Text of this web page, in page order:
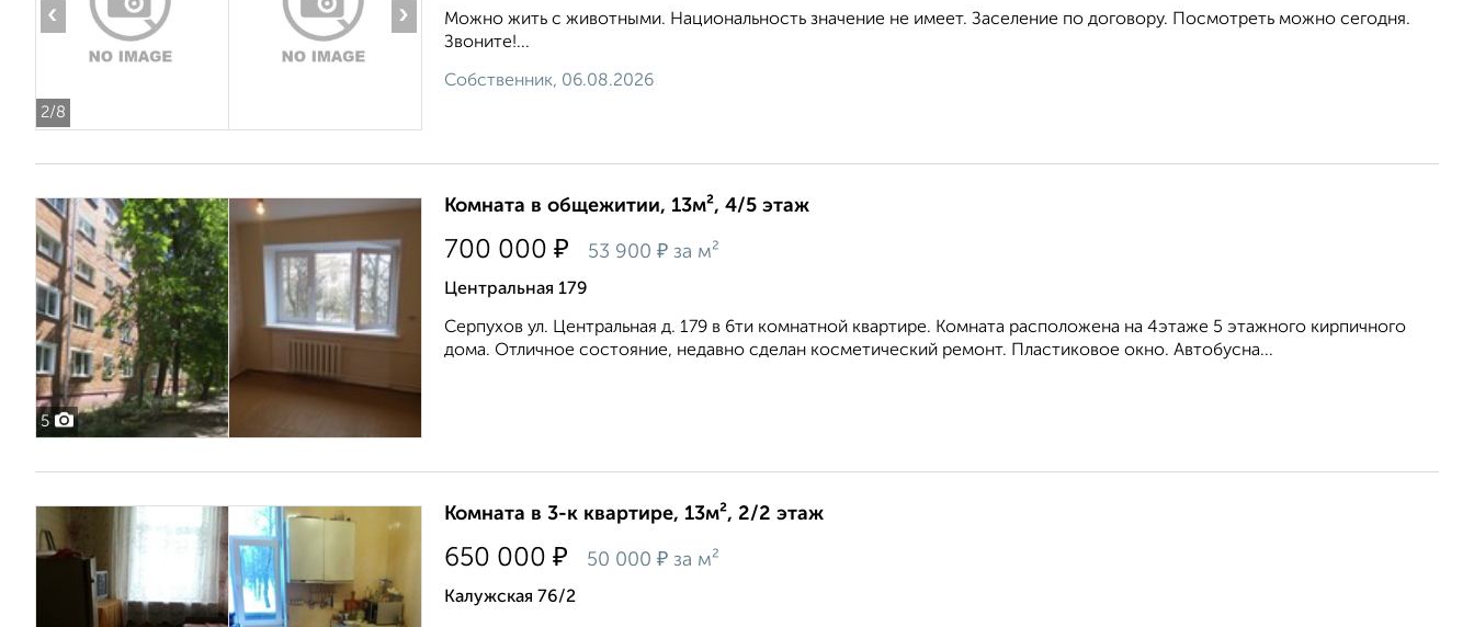
2/8
‹ ›
Можно жить с животными. Национальность значение не имеет. Заселение по договору. Посмотреть можно сегодня.
Звоните!...
Собственник, 06.08.2026
5
Комната в общежитии, 13м², 4/5 этаж
700 000 ₽ 53 900 ₽ за м²
Центральная 179
Серпухов ул. Центральная д. 179 в 6ти комнатной квартире. Комната расположена на 4этаже 5 этажного кирпичного
дома. Отличное состояние, недавно сделан косметический ремонт. Пластиковое окно. Автобусна...
Комната в 3-к квартире, 13м², 2/2 этаж
650 000 ₽ 50 000 ₽ за м²
Калужская 76/2